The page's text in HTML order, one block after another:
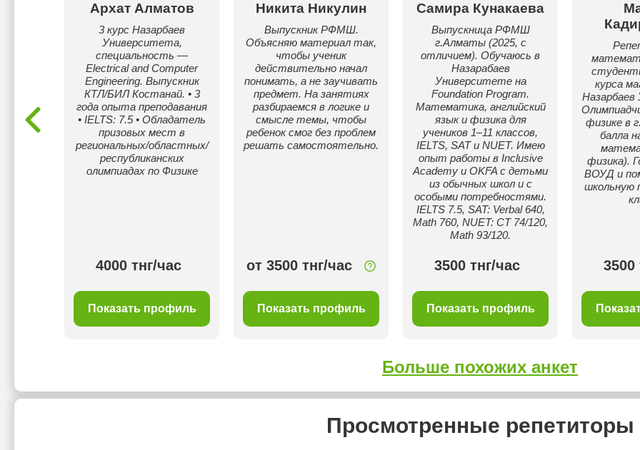
Архат Алматов
3 курс Назарбаев
Университета,
специальность —
Electrical and Computer
Engineering. Выпускник
КТЛ/БИЛ Костанай. • 3
года опыта преподавания
• IELTS: 7.5 • Обладатель
призовых мест в
региональных/областных/
республиканских
олимпиадах по Физике
4000 тнг/час
Показать профиль
Никита Никулин
Выпускник РФМШ.
Объясняю материал так,
чтобы ученик
действительно начал
понимать, а не заучивать
предмет. На занятиях
разбираемся в логике и
смысле темы, чтобы
ребенок смог без проблем
решать самостоятельно.
от 3500 тнг/час
Показать профиль
Самира Кунакаева
Выпускница РФМШ
г.Алматы (2025, с
отличием). Обучаюсь в
Назарабаев
Университете на
Foundation Program.
Математика, английский
язык и физика для
учеников 1–11 классов,
IELTS, SAT и NUET. Имею
опыт работы в Inclusive
Academy и OKFA с детьми
из обычных школ и с
особыми потребностями.
IELTS 7.5, SAT: Verbal 640,
Math 760, NUET: CT 74/120,
Math 93/120.
3500 тнг/час
Показать профиль
курса
физике в
балла
физика).
ВОУД и
школьную
3500
Больше похожих анкет
Просмотренные репетиторы